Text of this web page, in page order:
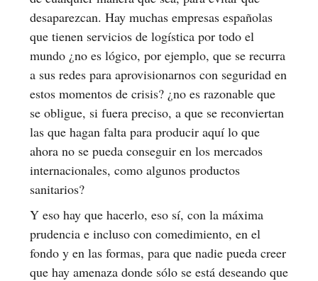
desaparezcan. Hay muchas empresas españolas
que tienen servicios de logística por todo el
mundo ¿no es lógico, por ejemplo, que se recurra
a sus redes para aprovisionarnos con seguridad en
estos momentos de crisis? ¿no es razonable que
se obligue, si fuera preciso, a que se reconviertan
las que hagan falta para producir aquí lo que
ahora no se pueda conseguir en los mercados
internacionales, como algunos productos
sanitarios?
Y eso hay que hacerlo, eso sí, con la máxima
prudencia e incluso con comedimiento, en el
fondo y en las formas, para que nadie pueda creer
que hay amenaza donde sólo se está deseando que